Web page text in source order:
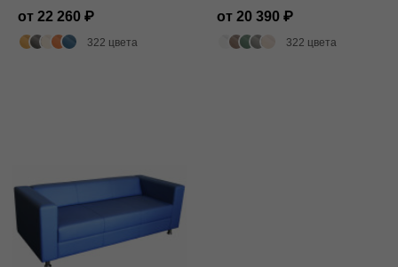
от 22 260
322 цвета
от 20 390
322 цвета